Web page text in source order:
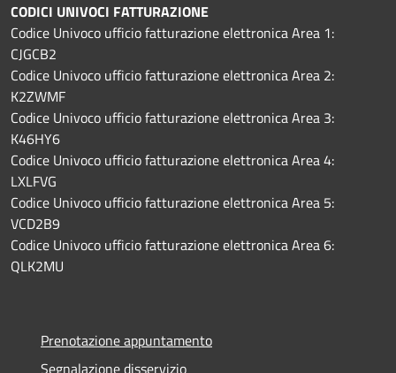
CODICI UNIVOCI FATTURAZIONE
Codice Univoco ufficio fatturazione elettronica Area 1:
CJGCB2
Codice Univoco ufficio fatturazione elettronica Area 2:
K2ZWMF
Codice Univoco ufficio fatturazione elettronica Area 3:
K46HY6
Codice Univoco ufficio fatturazione elettronica Area 4:
LXLFVG
Codice Univoco ufficio fatturazione elettronica Area 5:
VCD2B9
Codice Univoco ufficio fatturazione elettronica Area 6:
QLK2MU
Prenotazione appuntamento
Segnalazione disservizio